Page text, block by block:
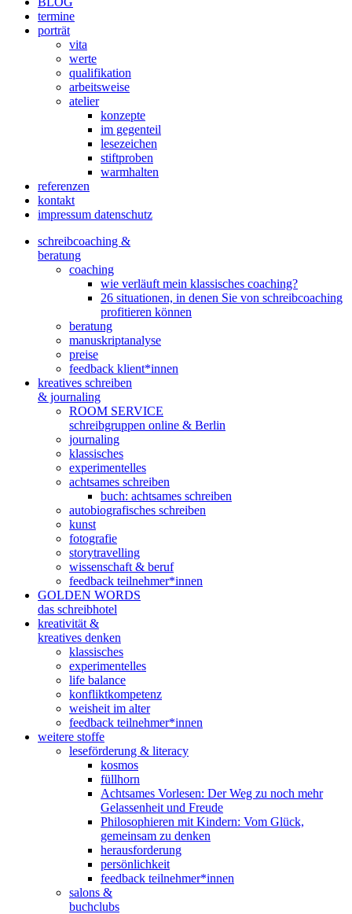
termine
porträt
vita
werte
qualifikation
arbeitsweise
atelier
konzepte
im gegenteil
lesezeichen
stiftproben
warmhalten
referenzen
kontakt
impressum datenschutz
schreibcoaching &
beratung
coaching
wie verläuft mein klassisches coaching?
26 situationen, in denen Sie von schreibcoaching
profitieren können
beratung
manuskriptanalyse
preise
feedback klient*innen
kreatives schreiben
& journaling
ROOM SERVICE
schreibgruppen online & Berlin
journaling
klassisches
experimentelles
achtsames schreiben
buch: achtsames schreiben
autobiografisches schreiben
kunst
fotografie
storytravelling
wissenschaft & beruf
feedback teilnehmer*innen
GOLDEN WORDS
das schreibhotel
kreativität &
kreatives denken
klassisches
experimentelles
life balance
konfliktkompetenz
weisheit im alter
feedback teilnehmer*innen
weitere stoffe
leseförderung & literacy
kosmos
füllhorn
Achtsames Vorlesen: Der Weg zu noch mehr
Gelassenheit und Freude
Philosophieren mit Kindern: Vom Glück,
gemeinsam zu denken
herausforderung
persönlichkeit
feedback teilnehmer*innen
salons &
buchclubs